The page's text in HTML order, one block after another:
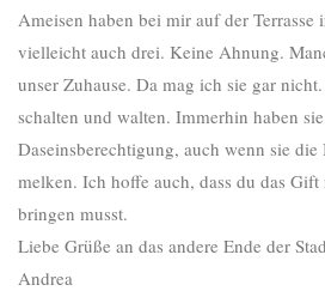
Ameisen haben bei mir auf der Terrasse
vielleicht auch drei. Keine Ahnung.
unser Zuhause. Da mag ich sie gar
schalten und walten. Immerhin haben
Daseinsberechtigung, auch wenn sie
melken. Ich hoffe auch, dass du das
bringen musst.
Liebe Grüße an das andere Ende der
Andrea